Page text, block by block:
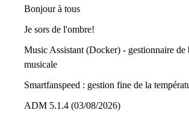
Bonjour à tous
Je sors de l'ombre!
Music Assistant (Docker) - gestionnaire de
musicale
Smartfanspeed : gestion fine de la
ADM 5.1.4 (03/08/2026)